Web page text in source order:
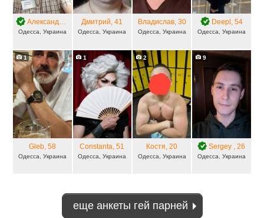
Александр , 52
Одесса, Украина
Дмитрий, 41
Одесса, Украина
Владислав, 30
Одесса, Украина
Deepl , 54
Одесса, Украина
1
Gleb, 58
Одесса, Украина
1
Constanta, 51
Одесса, Украина
2
Костя, 20
Одесса, Украина
9
Sergey , 26
Одесса, Украина
еще анкеты гей парней